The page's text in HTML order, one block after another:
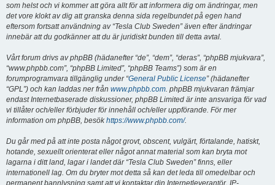
som helst och vi kommer att göra allt för att informera dig om ändringar, men
det vore klokt av dig att granska denna sida regelbundet på egen hand
eftersom fortsatt användning av “Tesla Club Sweden” även efter ändringar
innebär att du godkänner att du är juridiskt bunden till detta avtal.
Vårt forum drivs av phpBB (hädanefter “de”, “dem”, “deras”, “phpBB mjukvara”,
“www.phpbb.com”, “phpBB Limited”, “phpBB Teams”) som är en
forumprogramvara tillgänglig under “General Public License” (hädanefter
“GPL”) och kan laddas ner från www.phpbb.com. phpBB mjukvaran främjar
endast Internetbaserade diskussioner, phpBB Limited är inte ansvariga för vad
vi tillåter och/eller förbjuder för innehåll och/eller uppförande. För mer
information om phpBB, besökhttps://www.phpbb.com/.
Du går med på att inte posta något grovt, obscent, vulgärt, förtalande, hatiskt,
hotande, sexuellt orienterat eller något annat material som kan bryta mot
lagarna i ditt land, lagar i landet där “Tesla Club Sweden” finns, eller
internationell lag. Om du bryter mot detta så kan det leda till omedelbar och
permanent bannlysning samt att vi kontaktar din Internetleverantör. IP-